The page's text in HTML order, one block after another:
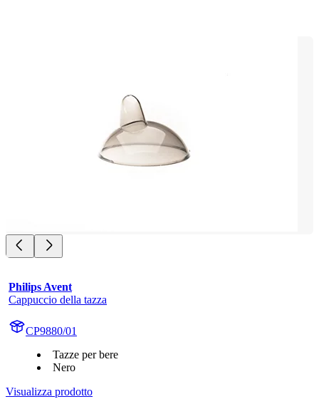
Philips Avent
Cappuccio della tazza
CP9880/01
Tazze per bere
Nero
Visualizza prodotto